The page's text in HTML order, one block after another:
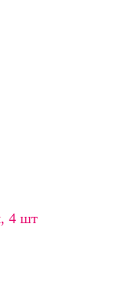
4 шт